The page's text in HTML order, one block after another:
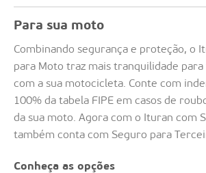
Para sua moto
Combinando segurança e proteção, o
para Moto traz mais tranquilidade
com a sua motocicleta. Conte com
100% da tabela FIPE em casos de
da sua moto. Agora com o Ituran com
também conta com Seguro para
Conheça as opções